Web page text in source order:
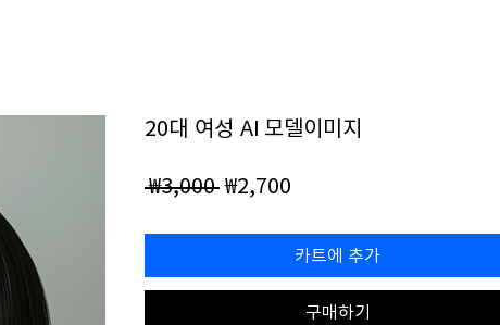
20대 여성 AI 모델이미지
₩3,000 일
가
₩2,700
가
카트에 추가
구매하기